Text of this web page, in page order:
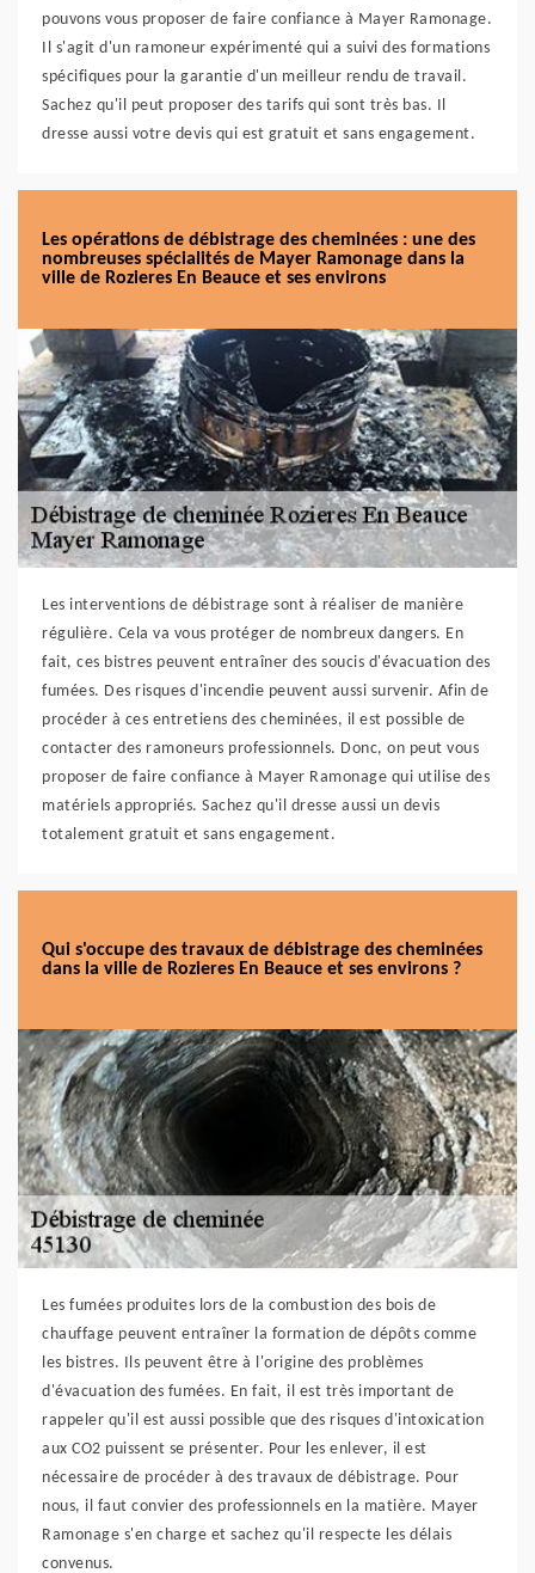
pouvons vous proposer de faire confiance à Mayer Ramonage.
Il s'agit d'un ramoneur expérimenté qui a suivi des formations
spécifiques pour la garantie d'un meilleur rendu de travail.
Sachez qu'il peut proposer des tarifs qui sont très bas. Il
dresse aussi votre devis qui est gratuit et sans engagement.
Les opérations de débistrage des cheminées : une des
nombreuses spécialités de Mayer Ramonage dans la
ville de Rozieres En Beauce et ses environs
Les interventions de débistrage sont à réaliser de manière
régulière. Cela va vous protéger de nombreux dangers. En
fait, ces bistres peuvent entraîner des soucis d'évacuation des
fumées. Des risques d'incendie peuvent aussi survenir. Afin de
procéder à ces entretiens des cheminées, il est possible de
contacter des ramoneurs professionnels. Donc, on peut vous
proposer de faire confiance à Mayer Ramonage qui utilise des
matériels appropriés. Sachez qu'il dresse aussi un devis
totalement gratuit et sans engagement.
Qui s'occupe des travaux de débistrage des cheminées
dans la ville de Rozieres En Beauce et ses environs ?
Les fumées produites lors de la combustion des bois de
chauffage peuvent entraîner la formation de dépôts comme
les bistres. Ils peuvent être à l'origine des problèmes
d'évacuation des fumées. En fait, il est très important de
rappeler qu'il est aussi possible que des risques d'intoxication
aux CO2 puissent se présenter. Pour les enlever, il est
nécessaire de procéder à des travaux de débistrage. Pour
nous, il faut convier des professionnels en la matière. Mayer
Ramonage s'en charge et sachez qu'il respecte les délais
convenus.